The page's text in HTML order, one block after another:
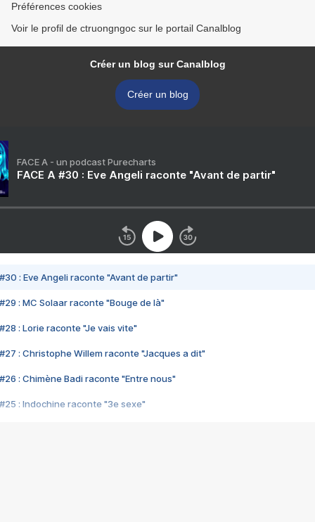
Préférences cookies
Voir le profil de ctruongngoc sur le portail Canalblog
Créer un blog sur Canalblog
Créer un blog
FACE A - un podcast Purecharts
FACE A #30 : Eve Angeli raconte "Avant de partir"
#30 : Eve Angeli raconte "Avant de partir"
#29 : MC Solaar raconte "Bouge de là"
#28 : Lorie raconte "Je vais vite"
#27 : Christophe Willem raconte "Jacques a dit"
#26 : Chimène Badi raconte "Entre nous"
#25 : Indochine raconte "3e sexe"